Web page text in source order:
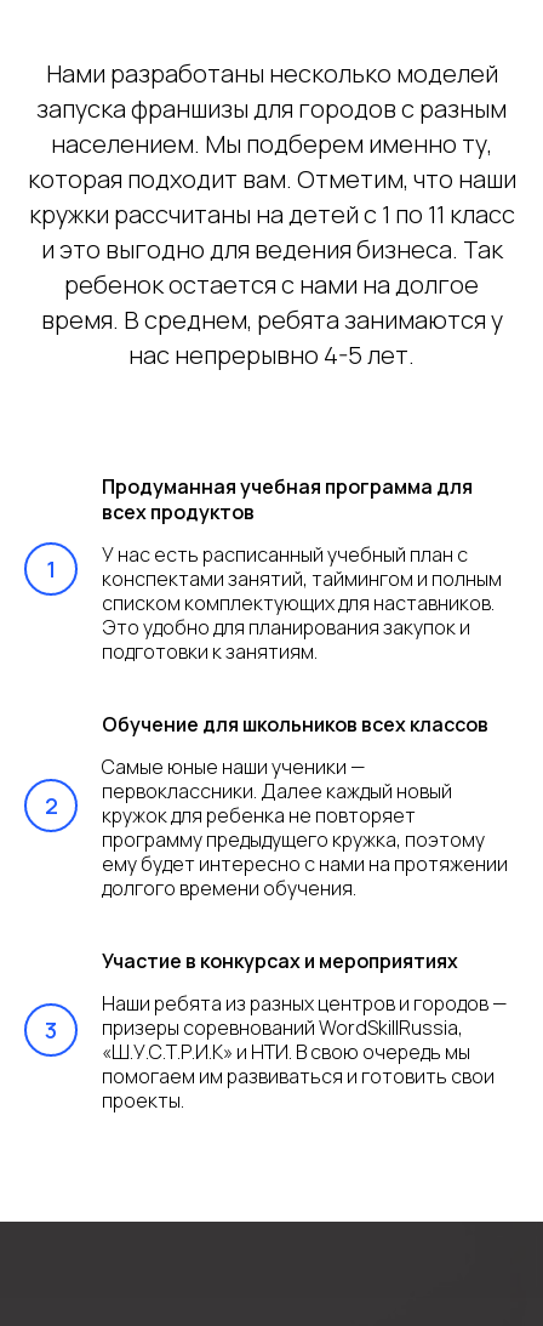
Нами разработаны несколько моделей
запуска франшизы для городов с разным
населением. Мы подберем именно ту,
которая подходит вам. Отметим, что наши
кружки рассчитаны на детей с 1 по 11 класс
и это выгодно для ведения бизнеса. Так
ребенок остается с нами на долгое
время. В среднем, ребята занимаются у
нас непрерывно 4-5 лет.
Продуманная учебная программа для
всех продуктов
У нас есть расписанный учебный план с
конспектами занятий, таймингом и полным
списком комплектующих для наставников.
Это удобно для планирования закупок и
подготовки к занятиям.
Обучение для школьников всех классов
Самые юные наши ученики —
первоклассники. Далее каждый новый
кружок для ребенка не повторяет
программу предыдущего кружка, поэтому
ему будет интересно с нами на протяжении
долгого времени обучения.
Участие в конкурсах и мероприятиях
Наши ребята из разных центров и городов —
призеры соревнований WordSkillRussia,
«Ш.У.С.Т.Р.И.К» и НТИ. В свою очередь мы
помогаем им развиваться и готовить свои
проекты.